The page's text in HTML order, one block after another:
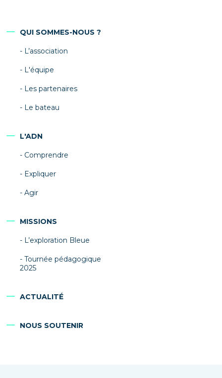
QUI SOMMES-NOUS ?
L’association
L'équipe
Les partenaires
Le bateau
L'ADN
Comprendre
Expliquer
Agir
MISSIONS
L’exploration Bleue
Tournée pédagogique
2025
ACTUALITÉ
NOUS SOUTENIR